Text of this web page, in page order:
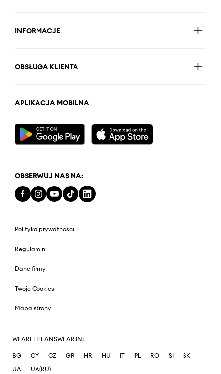
INFORMACJE
OBSŁUGA KLIENTA
APLIKACJA MOBILNA
OBSERWUJ NAS NA:
Polityka prywatności
Regulamin
Dane firmy
Twoje Cookies
Mapa strony
WEARETHEANSWEAR IN:
BG CY CZ GR HR HU IT PL RO SI
SK
UA
UA(RU)